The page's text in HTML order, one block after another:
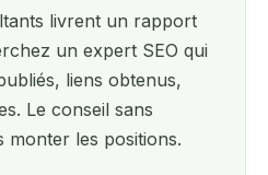
livrent un rapport
un expert SEO qui
liens obtenus,
Le conseil sans
monter les positions.